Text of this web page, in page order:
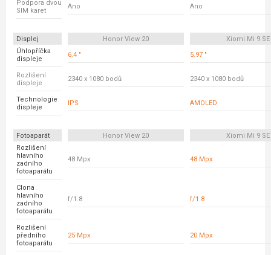
Podpora dvou
SIM karet
Ano Ano
Displej Honor View 20
Xiomi Mi 9 SE
Úhlopříčka
displeje
6.4 " 5.97 "
Rozlišení
displeje
2340 x 1080 bodů 2340 x 1080 bodů
Technologie
displeje
IPS AMOLED
Fotoaparát Honor View 20
Xiomi Mi 9 SE
Rozlišení
hlavního
zadního
fotoaparátu
48 Mpx 48 Mpx
Clona
hlavního
zadního
fotoaparátu
f/1.8 f/1.8
Rozlišení
předního
fotoaparátu
25 Mpx 20 Mpx